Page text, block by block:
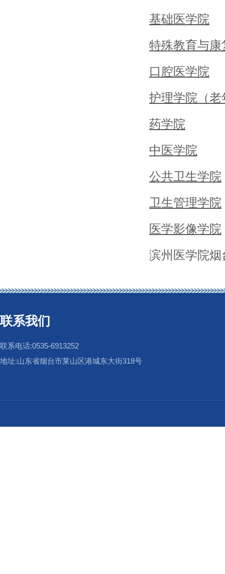
基础医学院
特殊教育与康
口腔医学院
护理学院（
药学院
中医学院
公共卫生学院
卫生管理学院
医学影像学院
滨州医学院烟
联系我们
联系电话:0535-6913252
地址:山东省烟台市莱山区港城东大街318号